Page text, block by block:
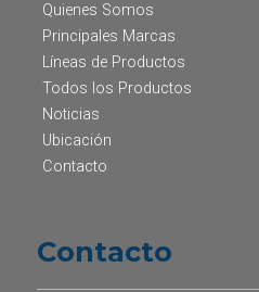
Quienes Somos
Principales Marcas
Líneas de Productos
Todos los Productos
Noticias
Ubicación
Contacto
Contacto